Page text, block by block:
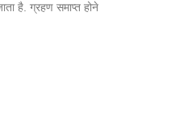
है. ग्रहण समाप्त होने